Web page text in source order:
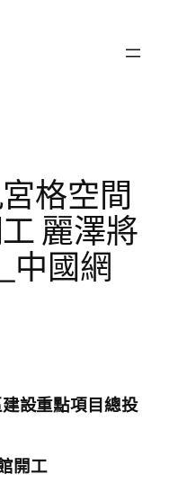
格空間
麗澤將
中國網
設重點項目總投
開工